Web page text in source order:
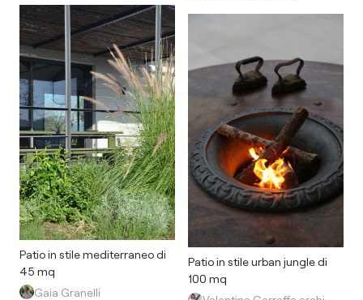
Patio in stile mediterraneo di
45 mq
Gaia Granelli
Patio in stile urban jungle di
100 mq